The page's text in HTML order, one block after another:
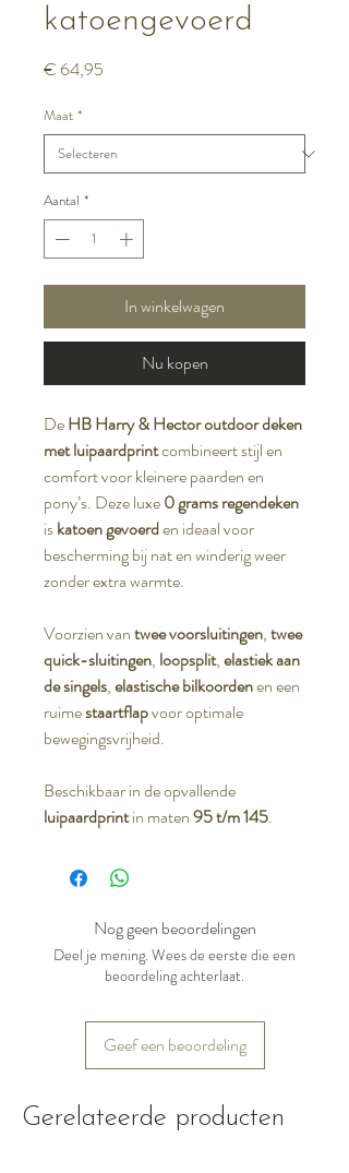
katoengevoerd
€ 64,95
Maat *
Aantal *
In winkelwagen
Nu kopen
DeHB Harry & Hector outdoor deken
met luipaardprintcombineert stijl en
comfort voor kleinere paarden en
pony’s. Deze luxe0 grams regendeken
iskatoen gevoerden ideaal voor
bescherming bij nat en winderig weer
zonder extra warmte.
Voorzien vantwee voorsluitingen,twee
quick-sluitingen, loopsplit,elastiek aan
de singels,elastische bilkoordenen een
ruimestaartflapvoor optimale
bewegingsvrijheid.
Beschikbaar in de opvallende
luipaardprintin maten95 t/m 145.
Nog geen beoordelingen
Deel je mening. Wees de eerste die een
beoordeling achterlaat.
Geef een beoordeling
Gerelateerde producten